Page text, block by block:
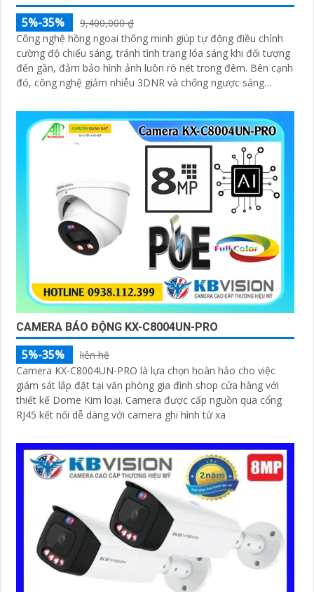
5%-35%
9,400,000 ₫
Công nghệ hồng ngoại thông minh giúp tự động điều chỉnh
cường độ chiếu sáng, tránh tình trạng lóa sáng khi đối tượng
đến gần, đảm bảo hình ảnh luôn rõ nét trong đêm. Bên cạnh
đó, công nghệ giảm nhiễu 3DNR và chống ngược sáng
trong mọi điều kiện ánh sáng phức tạp như ngược sáng
mạnh hay thiếu sáng
CAMERA BÁO ĐỘNG KX-C8004UN-PRO
5%-35%
liên hệ
Camera KX-C8004UN-PRO là lựa chọn hoàn hảo cho việc
giám sát lắp đặt tại văn phòng gia đình shop cửa hàng với
thiết kế Dome Kim loại. Camera được cấp nguồn qua cổng
RJ45 kết nối dễ dàng với camera ghi hình từ xa